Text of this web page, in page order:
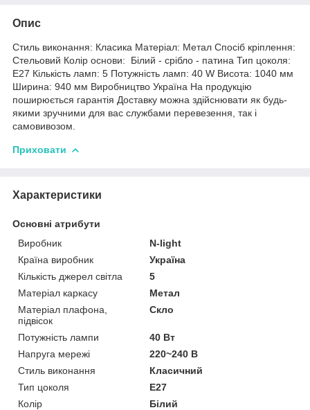
Опис
Стиль виконання: Класика Матеріал: Метал Спосіб кріплення:
Стельовий Колір основи: Білий - срібло - патина Тип цоколя:
E27 Кількість ламп: 5 Потужність ламп: 40 W Висота: 1040 мм
Ширина: 940 мм Виробництво Україна На продукцію
поширюється гарантія Доставку можна здійснювати як будь-
якими зручними для вас службами перевезення, так і
самовивозом.
Приховати
Характеристики
Основні атрибути
Виробник
N-light
Країна виробник
Україна
Кількість джерел світла
5
Матеріал каркасу
Метал
Матеріал плафона,
підвісок
Скло
Потужність лампи
40 Вт
Напруга мережі
220~240 В
Стиль виконання
Класичний
Тип цоколя
E27
Колір
Білий